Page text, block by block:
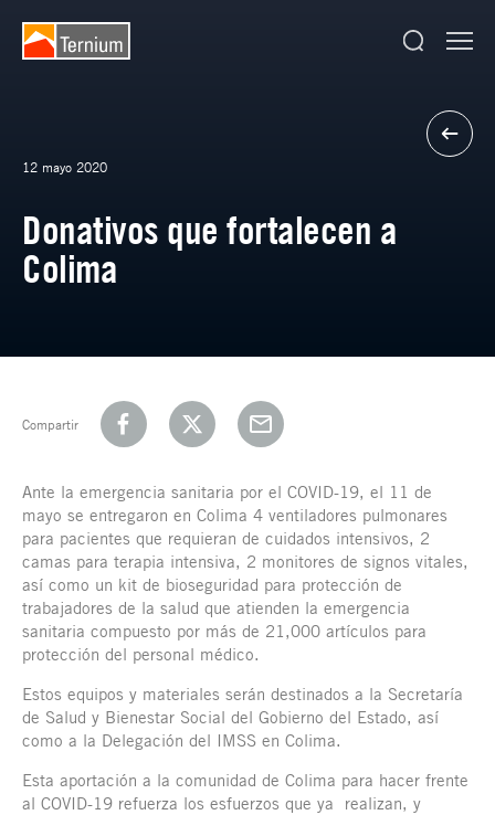
12 mayo 2020
Donativos que fortalecen a
Colima
Compartir
Ante la emergencia sanitaria por el COVID-19, el 11 de
mayo se entregaron en Colima 4 ventiladores pulmonares
para pacientes que requieran de cuidados intensivos, 2
camas para terapia intensiva, 2 monitores de signos vitales,
así como un kit de bioseguridad para protección de
trabajadores de la salud que atienden la emergencia
sanitaria compuesto por más de 21,000 artículos para
protección del personal médico.
Estos equipos y materiales serán destinados a la Secretaría
de Salud y Bienestar Social del Gobierno del Estado, así
como a la Delegación del IMSS en Colima.
Esta aportación a la comunidad de Colima para hacer frente
al COVID-19 refuerza los esfuerzos que ya realizan, y